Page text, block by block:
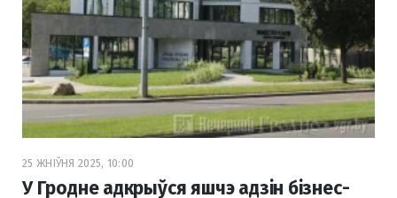
25 ЖНІЎНЯ 2025, 10:00
У Гродне адкрыўся яшчэ адзін бізнес-